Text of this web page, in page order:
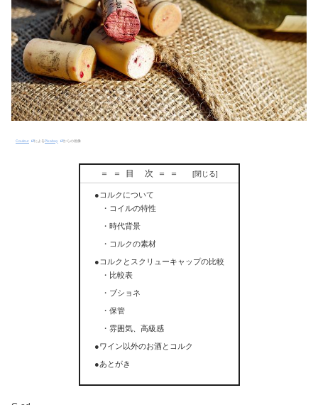
Couleur によるPixabay からの画像
＝＝目 次＝＝
●コルクについて
・コイルの特性
・時代背景
・コルクの素材
●コルクとスクリューキャップの比較
・比較表
・ブショネ
・保管
・雰囲気、高級感
●ワイン以外のお酒とコルク
●あとがき